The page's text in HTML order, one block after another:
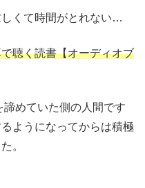
くて時間がとれない…
聴く読書【オーディオブ
めていた側の人間です
ようになってからは積極
。